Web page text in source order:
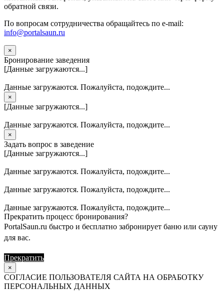
обратной связи.
По вопросам сотрудничества обращайтесь по e-mail:
info@portalsaun.ru
×
Бронирование заведения
[Данные загружаются...]
Данные загружаются. Пожалуйста, подождите...
×
[Данные загружаются...]
Данные загружаются. Пожалуйста, подождите...
×
Задать вопрос в заведение
[Данные загружаются...]
Данные загружаются. Пожалуйста, подождите...
Данные загружаются. Пожалуйста, подождите...
Данные загружаются. Пожалуйста, подождите...
Прекратить процесс бронирования?
PortalSaun.ru быстро и бесплатно забронирует баню или сауну
для вас.
Прекратить
×
СОГЛАСИЕ ПОЛЬЗОВАТЕЛЯ САЙТА НА ОБРАБОТКУ
ПЕРСОНАЛЬНЫХ ДАННЫХ